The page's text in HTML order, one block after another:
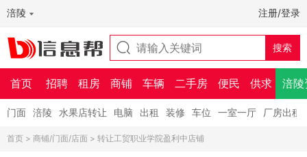
涪陵 注册/登录
首页 招聘 租房 商铺 车辆 二手房 便民 供求 涪陵
门面 涪陵 水果店转让 电脑 出租 装修 车位 一室一厅 厂房出租
首页 > 商铺/门面/店面 > 转让工贸职业学院盈利中店铺